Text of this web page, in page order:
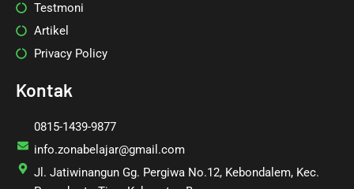
Testmoni
Artikel
Privacy Policy
Kontak
0815-1439-9877
info.zonabelajar@gmail.com
Jl. Jatiwinangun Gg. Pergiwa No.12, Kebondalem, Kec.